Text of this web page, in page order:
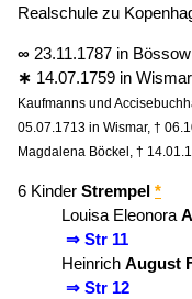
Realschule zu
∞ 23.11.1787 in
∗ 14.07.1759 in
Kaufmanns und
05.07.1713 in Wismar, †
Magdalena Böckel, †
6 Kinder Strempel *
Louisa Eleonora
⇒ Str 11
Heinrich August
⇒ Str 12